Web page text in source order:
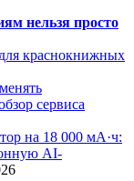
нельзя просто
краснокнижных
сервиса
на 18 000 мА·ч:
AI-